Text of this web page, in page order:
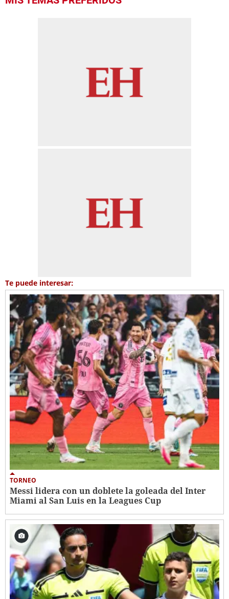
Te puede interesar:
TORNEO
Messi lidera con un doblete la goleada del Inter
Miami al San Luis en la Leagues Cup